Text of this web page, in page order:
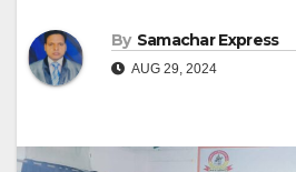
By Samachar Express
AUG 29, 2024